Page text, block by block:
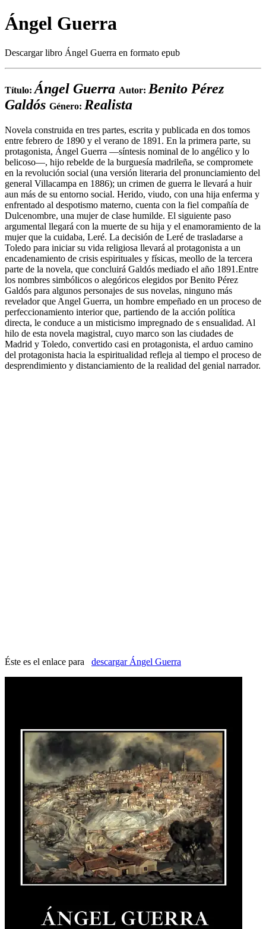
Ángel Guerra
Descargar libro Ángel Guerra en formato epub
Título: Ángel Guerra Autor: Benito Pérez
Galdós Género: Realista
Novela construida en tres partes, escrita y publicada en dos tomos
entre febrero de 1890 y el verano de 1891. En la primera parte, su
protagonista, Ángel Guerra —síntesis nominal de lo angélico y lo
belicoso—, hijo rebelde de la burguesía madrileña, se compromete
en la revolución social (una versión literaria del pronunciamiento del
general Villacampa en 1886); un crimen de guerra le llevará a huir
aun más de su entorno social. Herido, viudo, con una hija enferma y
enfrentado al despotismo materno, cuenta con la fiel compañía de
Dulcenombre, una mujer de clase humilde. El siguiente paso
argumental llegará con la muerte de su hija y el enamoramiento de la
mujer que la cuidaba, Leré. La decisión de Leré de trasladarse a
Toledo para iniciar su vida religiosa llevará al protagonista a un
encadenamiento de crisis espirituales y físicas, meollo de la tercera
parte de la novela, que concluirá Galdós mediado el año 1891.Entre
los nombres simbólicos o alegóricos elegidos por Benito Pérez
Galdós para algunos personajes de sus novelas, ninguno más
revelador que Angel Guerra, un hombre empeñado en un proceso de
perfeccionamiento interior que, partiendo de la acción política
directa, le conduce a un misticismo impregnado de s ensualidad. Al
hilo de esta novela magistral, cuyo marco son las ciudades de
Madrid y Toledo, convertido casi en protagonista, el arduo camino
del protagonista hacia la espiritualidad refleja al tiempo el proceso de
desprendimiento y distanciamiento de la realidad del genial narrador.
Éste es el enlace para descargar Ángel Guerra